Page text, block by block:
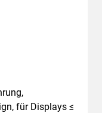
für Displays ≤